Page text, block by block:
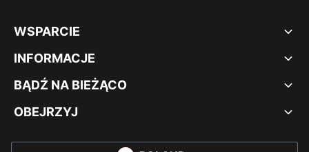
WSPARCIE
INFORMACJE
BĄDŹ NA BIEŻĄCO
OBEJRZYJ